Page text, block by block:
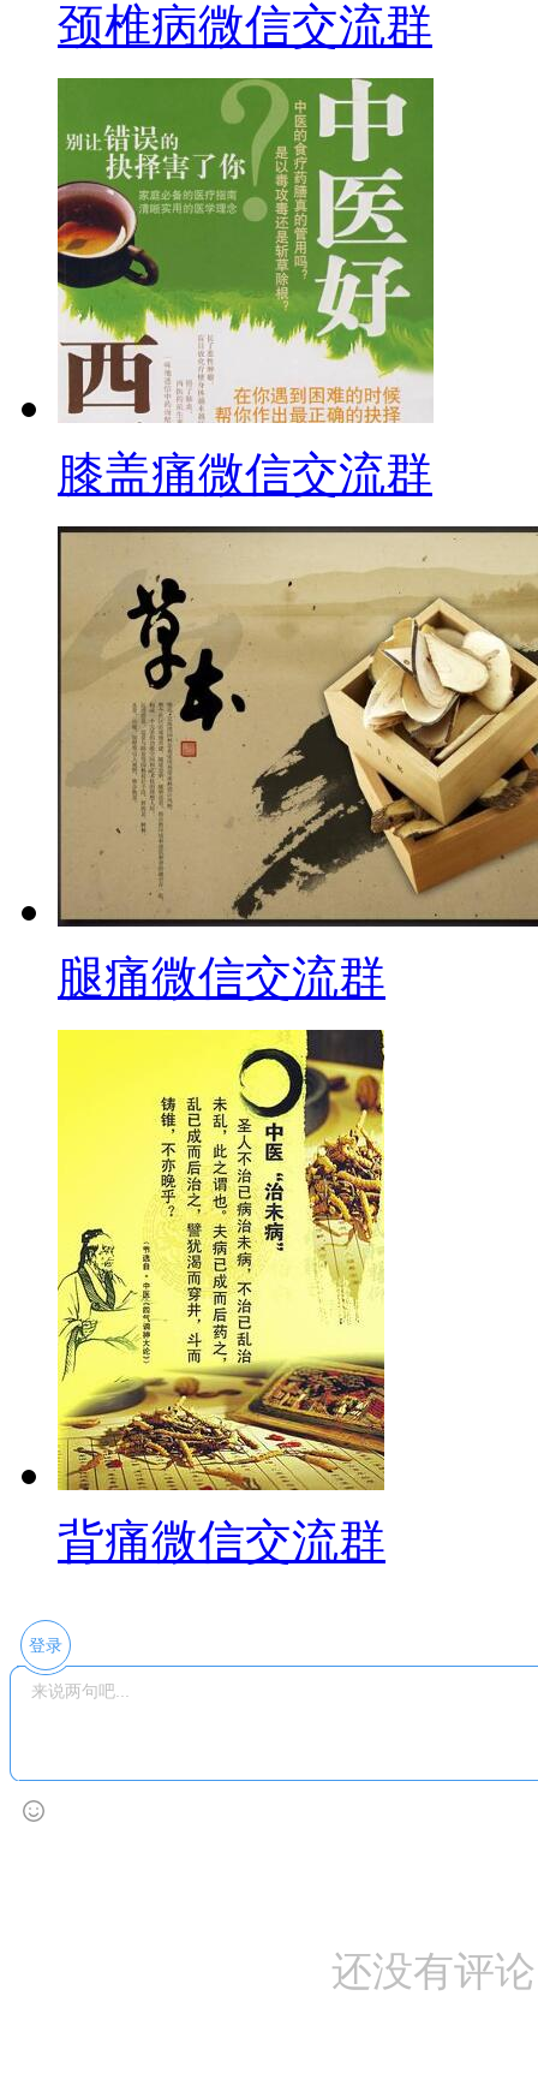
颈椎病微信交流群
膝盖痛微信交流群
腿痛微信交流群
背痛微信交流群
登录
还没有评